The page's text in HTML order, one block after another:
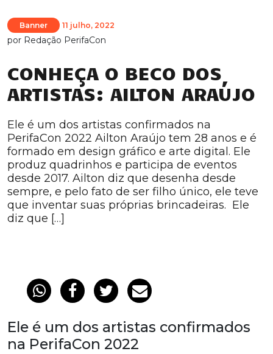
Banner 11 julho, 2022
por Redação PerifaCon
CONHEÇA O BECO DOS
ARTISTAS: AILTON ARAÚJO
Ele é um dos artistas confirmados na
PerifaCon 2022 Ailton Araújo tem 28 anos e é
formado em design gráfico e arte digital. Ele
produz quadrinhos e participa de eventos
desde 2017. Ailton diz que desenha desde
sempre, e pelo fato de ser filho único, ele teve
que inventar suas próprias brincadeiras. Ele
diz que […]
Ele é um dos artistas confirmados
na PerifaCon 2022